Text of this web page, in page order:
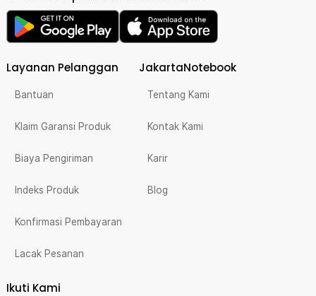
Layanan Pelanggan
Bantuan
Klaim Garansi Produk
Biaya Pengiriman
Indeks Produk
Konfirmasi Pembayaran
Lacak Pesanan
JakartaNotebook
Tentang Kami
Kontak Kami
Karir
Blog
Ikuti Kami